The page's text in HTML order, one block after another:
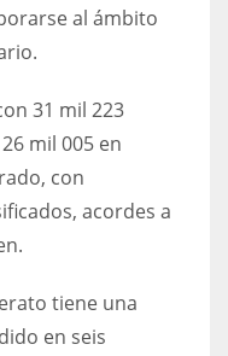
al ámbito
31 mil 223
mil 005 en
con
acordes a
tiene una
en seis